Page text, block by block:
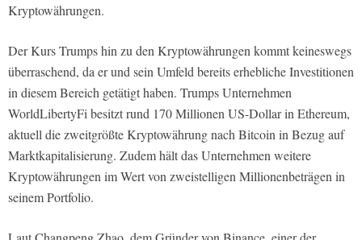
Kryptowährungen.
Der Kurs Trumps hin zu den Kryptowährungen kommt keineswegs
überraschend, da er und sein Umfeld bereits erhebliche Investitionen
in diesem Bereich getätigt haben. Trumps Unternehmen
WorldLibertyFi besitzt rund 170 Millionen US-Dollar in Ethereum,
aktuell die zweitgrößte Kryptowährung nach Bitcoin in Bezug auf
Marktkapitalisierung. Zudem hält das Unternehmen weitere
Kryptowährungen im Wert von zweistelligen Millionenbeträgen in
seinem Portfolio.